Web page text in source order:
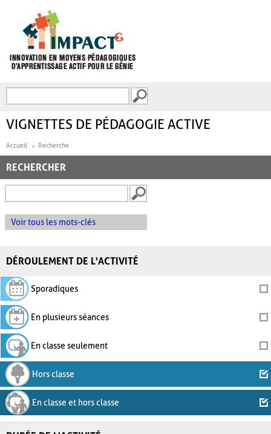
FORMULAIRE DE
VIGNETTES DE PÉDAGOGIE ACTIVE
Accueil Recherche
RECHERCHER
Voir tous les mots-clés
DÉROULEMENT DE L'ACTIVITÉ
Sporadiques
En plusieurs séances
En classe seulement
Hors classe
En classe et hors classe